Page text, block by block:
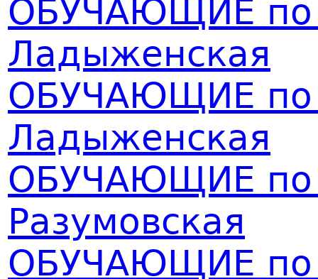
ОБУЧАЮЩИЕ по
Ладыженская
ОБУЧАЮЩИЕ по
Ладыженская
ОБУЧАЮЩИЕ по
Разумовская
ОБУЧАЮЩИЕ по